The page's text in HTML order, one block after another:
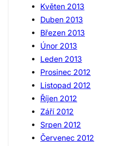
Květen 2013
Duben 2013
Březen 2013
Únor 2013
Leden 2013
Prosinec 2012
Listopad 2012
Říjen 2012
Září 2012
Srpen 2012
Červenec 2012